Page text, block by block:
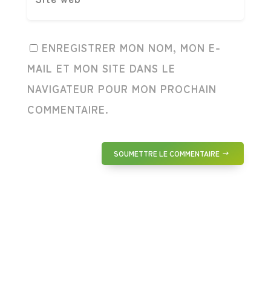
ENREGISTRER MON NOM, MON E-
MAIL ET MON SITE DANS LE
NAVIGATEUR POUR MON PROCHAIN
COMMENTAIRE.
SOUMETTRE LE COMMENTAIRE